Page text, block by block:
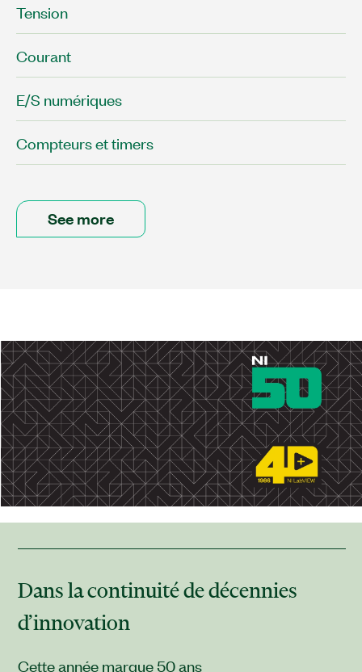
Tension​
Courant
E/S numériques
Compteurs et timers
See more
Dans la continuité de décennies
d’innovation
Cette année marque 50 ans